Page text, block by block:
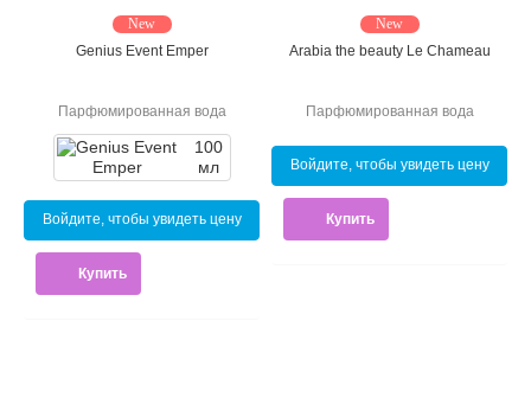
New
Genius Event Emper
Парфюмированная вода
100
мл
Войдите, чтобы увидеть цену
Купить
New
Arabia the beauty Le Chameau
Парфюмированная вода
Войдите, чтобы увидеть цену
Купить